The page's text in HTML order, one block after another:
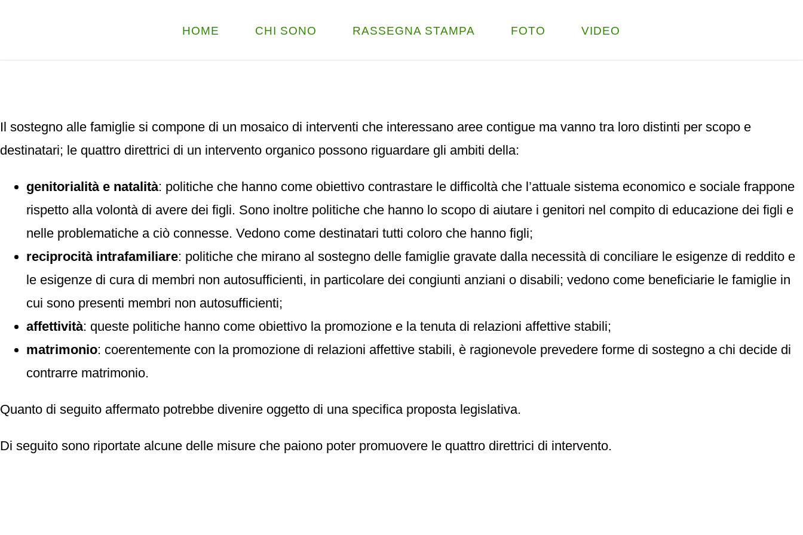
HOME CHI SONO RASSEGNA STAMPA FOTO VIDEO
Il sostegno alle famiglie si compone di un mosaico di interventi che interessano aree contigue ma vanno tra loro distinti per scopo e
destinatari; le quattro direttrici di un intervento organico possono riguardare gli ambiti della:
genitorialità e natalità: politiche che hanno come obiettivo contrastare le difficoltà che l’attuale sistema economico e sociale frappone
rispetto alla volontà di avere dei figli. Sono inoltre politiche che hanno lo scopo di aiutare i genitori nel compito di educazione dei figli e
nelle problematiche a ciò connesse. Vedono come destinatari tutti coloro che hanno figli;
reciprocità intrafamiliare: politiche che mirano al sostegno delle famiglie gravate dalla necessità di conciliare le esigenze di reddito e
le esigenze di cura di membri non autosufficienti, in particolare dei congiunti anziani o disabili; vedono come beneficiarie le famiglie in
cui sono presenti membri non autosufficienti;
affettività: queste politiche hanno come obiettivo la promozione e la tenuta di relazioni affettive stabili;
matrimonio: coerentemente con la promozione di relazioni affettive stabili, è ragionevole prevedere forme di sostegno a chi decide di
contrarre matrimonio.
Quanto di seguito affermato potrebbe divenire oggetto di una specifica proposta legislativa.
Di seguito sono riportate alcune delle misure che paiono poter promuovere le quattro direttrici di intervento.